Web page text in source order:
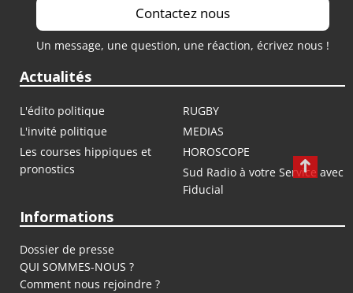
Contactez nous
Un message, une question, une réaction, écrivez nous !
Actualités
L'édito politique
RUGBY
L'invité politique
MEDIAS
Les courses hippiques et
pronostics
HOROSCOPE
Sud Radio à votre Service avec
Fiducial
Informations
Dossier de presse
QUI SOMMES-NOUS ?
Comment nous rejoindre ?